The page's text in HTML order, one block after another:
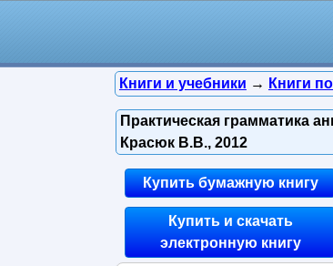
Книги и учебники → Книги
Практическая грамматика
Красюк В.В., 2012
Купить бумажную книгу
Купить и скачать
электронную книгу